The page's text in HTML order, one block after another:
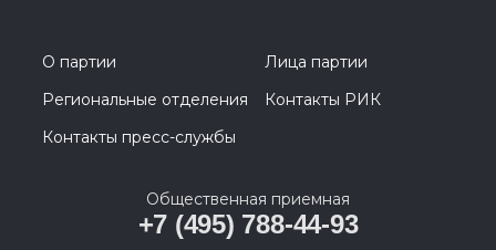
О партии
Лица партии
Региональные отделения
Контакты РИК
Контакты пресс-службы
Общественная приемная
+7 (495) 788-44-93